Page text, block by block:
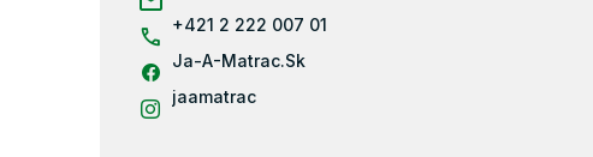
+421 2 222 007 01
Ja-A-Matrac.Sk
jaamatrac